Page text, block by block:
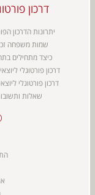
דרכון
יתרונות הדרכון
שמות משפחה
כיצד מתחילים
דרכון פורטוגלי
דרכון פורטוגלי
שאלות
כל